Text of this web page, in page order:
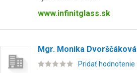
www.infinitglass.sk
Mgr. Monika Dvorščáková
Pridať hodnotenie